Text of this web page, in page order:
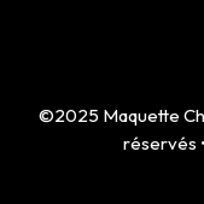
©2025 Maquette
réservés